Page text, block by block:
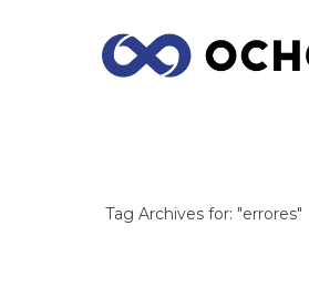
Tag Archives for: "errores"